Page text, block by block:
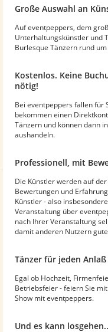
Große Auswahl an
Auf eventpeppers, dem
Unterhaltungskünstler und
Burlesque Tänzern rund
Kostenlos. Keine
nötig!
Bei eventpeppers fallen für
bekommen einen
Tänzern und können dann
aushandeln.
Professionell, mit
Die Künstler werden auf
Bewertungen und
Künstler - also
Veranstaltung über
nach Ihrer Veranstaltung
damit anderen Nutzern
Tänzer für jeden Anlaß
Egal ob Hochzeit,
Betriebsfeier - feiern Sie
Show mit eventpeppers.
Und es kann